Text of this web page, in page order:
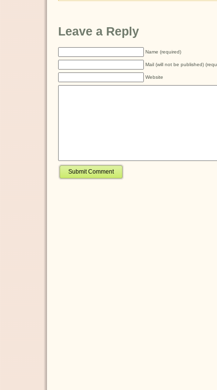
Leave a Reply
Name (required)
Mail (will not be published)
Website